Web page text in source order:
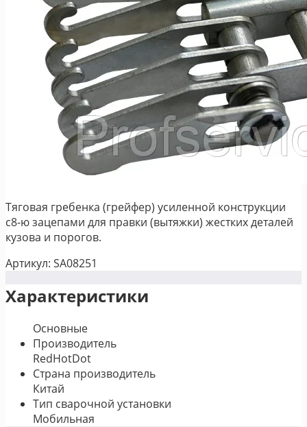
Тяговая гребенка (грейфер) усиленной конструкции
с8-ю зацепами для правки (вытяжки) жестких деталей
кузова и порогов.
Артикул: SA08251
Характеристики
Основные
Производитель
RedHotDot
Страна производитель
Китай
Тип сварочной установки
Мобильная